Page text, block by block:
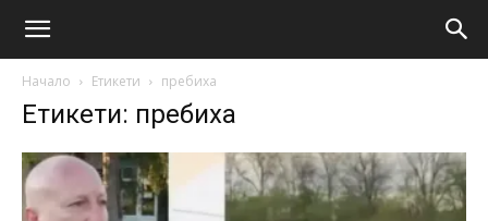
Начало Етикети пребиха
Етикети: пребиха